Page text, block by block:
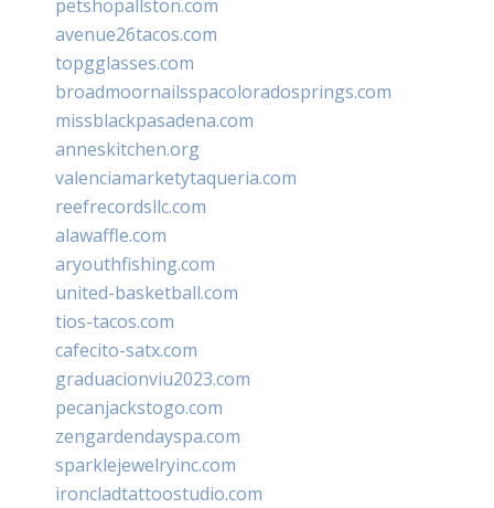
petshopallston.com
avenue26tacos.com
topgglasses.com
broadmoornailsspacoloradosprings.com
missblackpasadena.com
anneskitchen.org
valenciamarketytaqueria.com
reefrecordsllc.com
alawaffle.com
aryouthfishing.com
united-basketball.com
tios-tacos.com
cafecito-satx.com
graduacionviu2023.com
pecanjackstogo.com
zengardendayspa.com
sparklejewelryinc.com
ironcladtattoostudio.com